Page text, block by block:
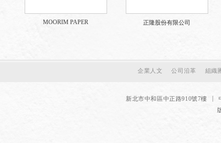
MOORIM PAPER 正隆股份有限公司
企業人文 公司沿革 組織
新北市中和區中正路910號7樓